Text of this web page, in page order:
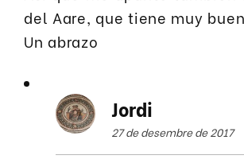
del Aare, que tiene muy
Un abrazo
Jordi
27 de desembre de 2017